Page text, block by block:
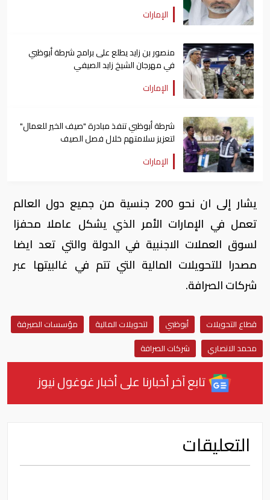
الإمارات
منصور بن زايد يطلع على برامج شرطة أبوظبي
في مهرجان الشيخ زايد الصيفي
الإمارات
شرطة أبوظبي تنفذ مبادرة "صيف الخير للعمال"
لتعزيز سلامتهم خلال فصل الصيف
الإمارات
يشار إلى ان نحو 200 جنسية من جميع دول العالم
تعمل في الإمارات الأمر الذي يشكل عاملا محفزا
لسوق العملات الاجنبية في الدولة والتي تعد ايضا
مصدرا للتحويلات المالية التي تتم في غالبيتها عبر
شركات الصرافة.
قطاع التحويلات أبوظبي لتحويلات المالية
مؤسسات الصيرفة
محمد الانصاري
شركات الصرافة
تابع آخر أخبارنا على أخبار غوغول نيوز
التعليقات